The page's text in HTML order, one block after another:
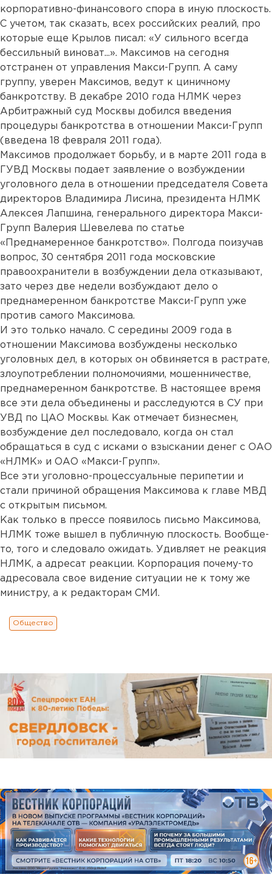
корпоративно-финансового спора в иную плоскость.
С учетом, так сказать, всех российских реалий, про
которые еще Крылов писал: «У сильного всегда
бессильный виноват...». Максимов на сегодня
отстранен от управления Макси-Групп. А саму
группу, уверен Максимов, ведут к циничному
банкротству. В декабре 2010 года НЛМК через
Арбитражный суд Москвы добился введения
процедуры банкротства в отношении Макси-Групп
(введена 18 февраля 2011 года).
Максимов продолжает борьбу, и в марте 2011 года в
ГУВД Москвы подает заявление о возбуждении
уголовного дела в отношении председателя Совета
директоров Владимира Лисина, президента НЛМК
Алексея Лапшина, генерального директора Макси-
Групп Валерия Шевелева по статье
«Преднамеренное банкротство». Полгода поизучав
вопрос, 30 сентября 2011 года московские
правоохранители в возбуждении дела отказывают,
зато через две недели возбуждают дело о
преднамеренном банкротстве Макси-Групп уже
против самого Максимова.
И это только начало. С середины 2009 года в
отношении Максимова возбуждены несколько
уголовных дел, в которых он обвиняется в растрате,
злоупотреблении полномочиями, мошенничестве,
преднамеренном банкротстве. В настоящее время
все эти дела объединены и расследуются в СУ при
УВД по ЦАО Москвы. Как отмечает бизнесмен,
возбуждение дел последовало, когда он стал
обращаться в суд с исками о взыскании денег с ОАО
«НЛМК» и ОАО «Макси-Групп».
Все эти уголовно-процессуальные перипетии и
стали причиной обращения Максимова к главе МВД
с открытым письмом.
Как только в прессе появилось письмо Максимова,
НЛМК тоже вышел в публичную плоскость. Вообще-
то, того и следовало ожидать. Удивляет не реакция
НЛМК, а адресат реакции. Корпорация почему-то
адресовала свое видение ситуации не к тому же
министру, а к редакторам СМИ.
Общество